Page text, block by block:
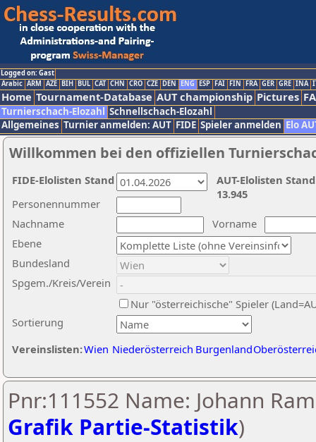
Logged on: Gast
Arabic ARM AZE BIH BUL CAT CHN CRO CZE DEN ENG ESP FAI FIN FRA GER GRE INA
Home Tournament-Database AUT championship Pictures
Turnierschach-Elozahl Schnellschach-Elozahl
Allgemeines Turnier anmelden: AUT FIDE Spieler anmelden Elo
Willkommen bei den offiziellen
Nachname
Vorname
Ebene
Sortierung
Personennummer
Bundesland
Spgem./Kreis/Verein
Nur "österreichische" Spieler
Vereinslisten:Wien Niederösterreich Burgenland
AUT-Elolisten
13.945
FIDE-Elolisten Stand
Pnr:111552 Name: Johann
Grafik Partie-Statistik)